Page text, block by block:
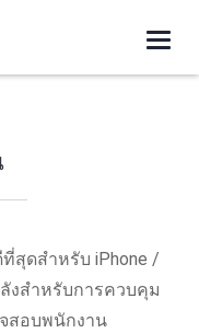
สุดสําหรับ iPhone /
งสําหรับการควบคุม
สอบพนักงาน